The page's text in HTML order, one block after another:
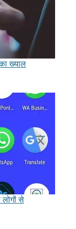
ख्याल
से